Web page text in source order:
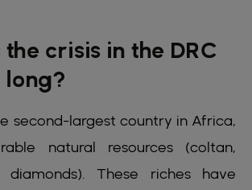
crisis in the DRC
long?
second-largest country in Africa,
natural resources (coltan,
These riches have